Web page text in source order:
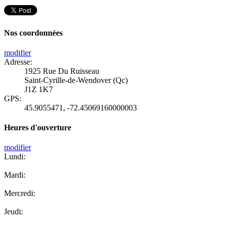
Nos coordonnées
modifier
Adresse:
1925 Rue Du Ruisseau
Saint-Cyrille-de-Wendover (Qc)
J1Z 1K7
GPS:
45.9055471 , -72.45069160000003
Heures d'ouverture
modifier
Lundi:
Mardi:
Mercredi:
Jeudi: